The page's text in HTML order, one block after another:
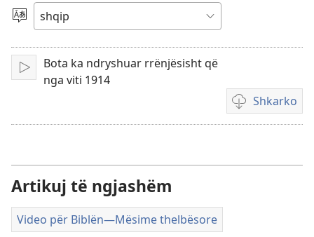
videon
Zgjidh
gjuhën
Luaj
Bota ka ndryshuar rrënjësisht që
nga viti 1914
Shkarko
Mundësi
shkarkimi
Artikuj të ngjashëm
Video për Biblën​—Mësime thelbësore